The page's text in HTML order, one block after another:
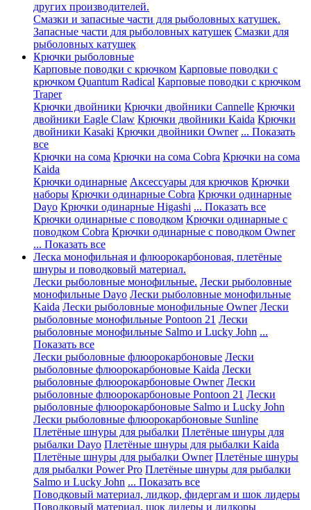
других производителей.
Смазки и запасные части для рыболовных катушек.
Запасные части для рыболовных катушек Смазки для
рыболовных катушек
Крючки рыболовные
Карповые поводки с крючком Карповые поводки с
крючком Quantum Radical Карповые поводки с крючком
Traper
Крючки двойники Крючки двойники Cannelle Крючки
двойники Eagle Claw Крючки двойники Kaida Крючки
двойники Kasaki Крючки двойники Owner ... Показать
все
Крючки на сома Крючки на сома Cobra Крючки на сома
Kaida
Крючки одинарные Аксессуары для крючков Крючки
наборы Крючки одинарные Cobra Крючки одинарные
Dayo Крючки одинарные Higashi ... Показать все
Крючки одинарные с поводком Крючки одинарные с
поводком Cobra Крючки одинарные с поводком Owner
... Показать все
Леска монофильная и флюорокарбоновая, плетёные
шнуры и поводковый материал.
Лески рыболовные монофильные. Лески рыболовные
монофильные Dayo Лески рыболовные монофильные
Kaida Лески рыболовные монофильные Owner Лески
рыболовные монофильные Pontoon 21 Лески
рыболовные монофильные Salmo и Lucky John ...
Показать все
Лески рыболовные флюорокарбоновые Лески
рыболовные флюорокарбоновые Kaida Лески
рыболовные флюорокарбоновые Owner Лески
рыболовные флюорокарбоновые Pontoon 21 Лески
рыболовные флюорокарбоновые Salmo и Lucky John
Лески рыболовные флюорокарбоновые Sunline
Плетёные шнуры для рыбалки Плетёные шнуры для
рыбалки Dayo Плетёные шнуры для рыбалки Kaida
Плетёные шнуры для рыбалки Owner Плетёные шнуры
для рыбалки Power Pro Плетёные шнуры для рыбалки
Salmo и Lucky John ... Показать все
Поводковый материал, лидкор, фидергам и шок лидеры
Поводковый материал, шок лидеры и лидкоры